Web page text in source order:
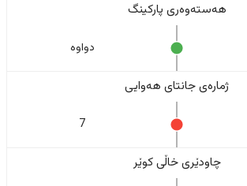
هەستەوەری پارکینگ
دواوە
ژمارەی جانتای هەوایی
7
چاودێری خاڵی کوێر